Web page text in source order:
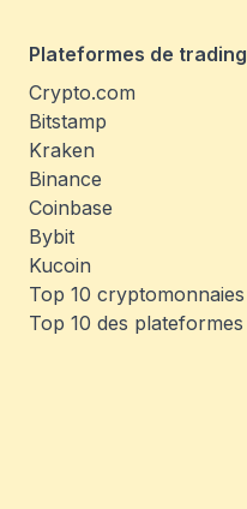
Plateformes de trading
Crypto.com
Bitstamp
Kraken
Binance
Coinbase
Bybit
Kucoin
Top 10 cryptomonnaies
Top 10 des plateformes